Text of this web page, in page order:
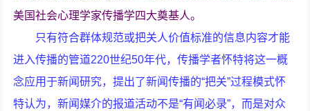
美国社会心理学家传播学四大奠基人。
只有符合群体规范或把关人价值标准的信息内容才能
进入传播的管道220世纪50年代，传播学者怀特将这一概
念应用于新闻研究，提出了新闻传播的“把关”过程模式怀
特认为，新闻媒介的报道活动不是“有闻必录”，而是对众